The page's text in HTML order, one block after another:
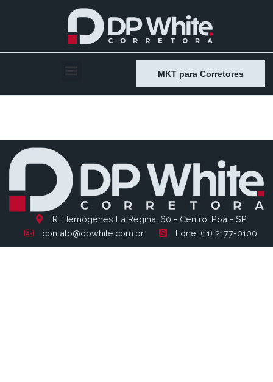
MKT para Corretores
R. Hemógenes La Regina, 60 - Centro, Poá - SP
contato@dpwhite.com.br
Fone: (11) 2177-0100